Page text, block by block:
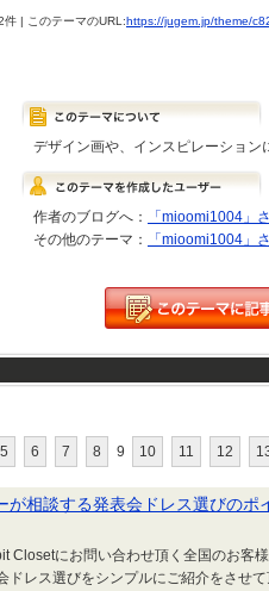
件 | このテーマのURL:https://jugem.jp/theme/
デザイン画や、インスピレーション
作者のブログへ：
「mioomi1004」
その他のテーマ：
「mioomi1004」
5 6 7 8 9 10 11 12
が相談する発表会ドレス選びのポ
Closetにお問い合わせ頂く全国のお客
ドレス選びをシンプルにご紹介をさせ